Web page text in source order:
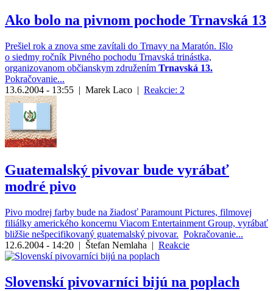
Ako bolo na pivnom pochode Trnavská 13
Prešiel rok a znova sme zavítali do Trnavy na Maratón. Išlo
o siedmy ročník Pivného pochodu Trnavská trinástka,
organizovanom občianskym združením Trnavská 13.
Pokračovanie...
13.6.2004 - 13:55 | Marek Laco | Reakcie: 2
Guatemalský pivovar bude vyrábať
modré pivo
Pivo modrej farby bude na žiadosť Paramount Pictures, filmovej
filiálky amerického koncernu Viacom Entertainment Group, vyrábať
bližšie nešpecifikovaný guatemalský pivovar. Pokračovanie...
12.6.2004 - 14:20 | Štefan Nemlaha | Reakcie
Slovenskí pivovarníci bijú na poplach